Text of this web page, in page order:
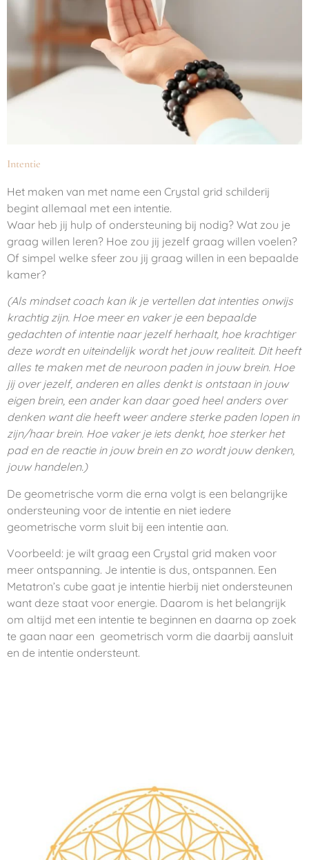
Intentie
Het maken van met name een Crystal grid schilderij
begint allemaal met een intentie.
Waar heb jij hulp of ondersteuning bij nodig? Wat zou je
graag willen leren? Hoe zou jij jezelf graag willen voelen?
Of simpel welke sfeer zou jij graag willen in een bepaalde
kamer?
(Als mindset coach kan ik je vertellen dat intenties onwijs
krachtig zijn. Hoe meer en vaker je een bepaalde
gedachten of intentie naar jezelf herhaalt, hoe krachtiger
deze wordt en uiteindelijk wordt het jouw realiteit. Dit heeft
alles te maken met de neuroon paden in jouw brein. Hoe
jij over jezelf, anderen en alles denkt is ontstaan in jouw
eigen brein, een ander kan daar goed heel anders over
denken want die heeft weer andere sterke paden lopen in
zijn/haar brein. Hoe vaker je iets denkt, hoe sterker het
pad en de reactie in jouw brein en zo wordt jouw denken,
jouw handelen.)
De geometrische vorm die erna volgt is een belangrijke
ondersteuning voor de intentie en niet iedere
geometrische vorm sluit bij een intentie aan.
Voorbeeld: je wilt graag een Crystal grid maken voor
meer ontspanning. Je intentie is dus, ontspannen. Een
Metatron’s cube gaat je intentie hierbij niet ondersteunen
want deze staat voor energie. Daarom is het belangrijk
om altijd met een intentie te beginnen en daarna op zoek
te gaan naar een geometrisch vorm die daarbij aansluit
en de intentie ondersteunt.